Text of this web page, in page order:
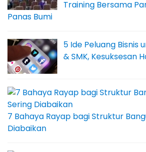
Training Bersama
Panas Bumi
5 Ide Peluang Bisnis
& SMK, Kesuksesan
7 Bahaya Rayap bagi Struktur
Diabaikan